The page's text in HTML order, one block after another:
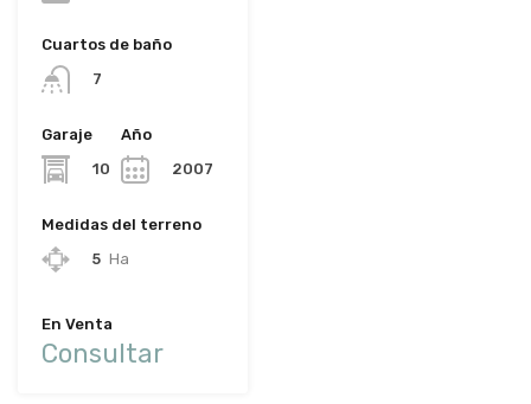
Cuartos de baño
7
Garaje
10
Año
2007
Medidas del terreno
5 Ha
En Venta
Consultar